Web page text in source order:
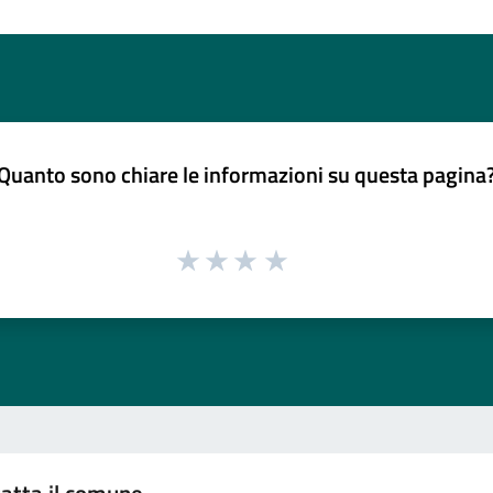
sono chiare le informazioni su questa